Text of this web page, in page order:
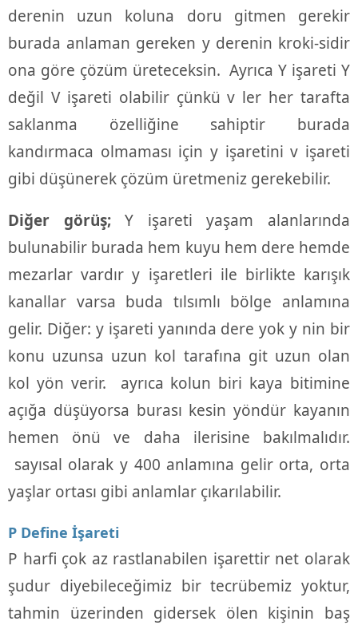
derenin uzun koluna doru gitmen gerekir
burada anlaman gereken y derenin kroki-sidir
ona göre çözüm üreteceksin. Ayrıca Y işareti Y
değil V işareti olabilir çünkü v ler her tarafta
saklanma özelliğine sahiptir burada
kandırmaca olmaması için y işaretini v işareti
gibi düşünerek çözüm üretmeniz gerekebilir.
Diğer görüş;Y işareti yaşam alanlarında
bulunabilir burada hem kuyu hem dere hemde
mezarlar vardır y işaretleri ile birlikte karışık
kanallar varsa buda tılsımlı bölge anlamına
gelir. Diğer: y işareti yanında dere yok y nin bir
konu uzunsa uzun kol tarafına git uzun olan
kol yön verir. ayrıca kolun biri kaya bitimine
açığa düşüyorsa burası kesin yöndür kayanın
hemen önü ve daha ilerisine bakılmalıdır.
sayısal olarak y 400 anlamına gelir orta, orta
yaşlar ortası gibi anlamlar çıkarılabilir.
P Define İşareti
P harfi çok az rastlanabilen işarettir net olarak
şudur diyebileceğimiz bir tecrübemiz yoktur,
tahmin üzerinden gidersek ölen kişinin baş